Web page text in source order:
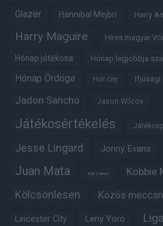
Glazer Hannibal Mejbri Harry
Harry Maguire Híres magyar
Hónap játékosa Hónap legjobbja
Hónap Ördöge Hull City Ifjúsági
Jadon Sancho Jason Wilcox
Játékosértékelés
Jesse Lingard Jonny Evans
Juan Mata Karl Darlow Kobbie
Kölcsönlesen Közös
Leicester City Leny Yoro